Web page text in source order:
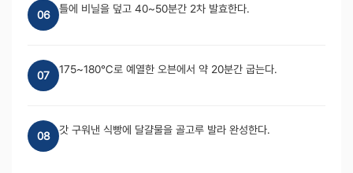
06 틀에 비닐을 덮고 40~50분간 2차 발효한다.
07 175~180℃로 예열한 오븐에서 약 20분간 굽는다.
08 갓 구워낸 식빵에 달걀물을 골고루 발라 완성한다.